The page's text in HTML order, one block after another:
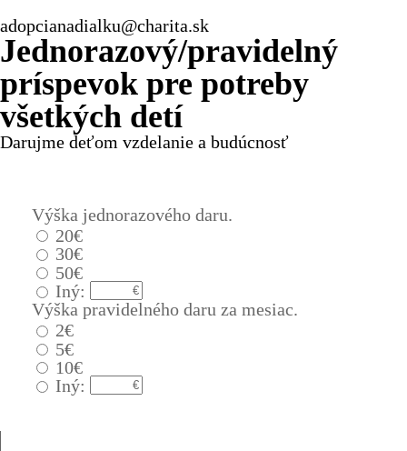
adopcianadialku@charita.sk
Jednorazový/pravidelný
príspevok pre potreby
všetkých detí
Darujme deťom vzdelanie a budúcnosť
Výška jednorazového daru.
20€
30€
50€
Iný:
Výška pravidelného daru za mesiac.
2€
5€
10€
Iný: